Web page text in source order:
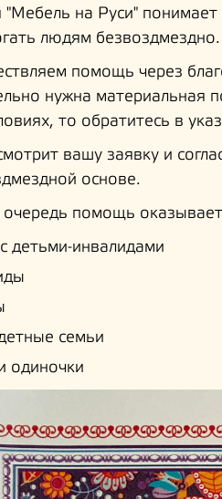
на Руси"
людям
помощь через
нужна материальная
то обратитесь в
вашу заявку и
основе.
помощь
детьми-инвалидами
семьи
одиночки